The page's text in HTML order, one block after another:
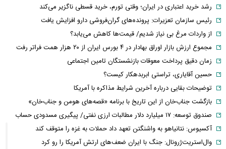
رشد خرید اعتباری در ایران؛ وقتی تورم، خرید قسطی ناگزیر می‌کند
رئیس سازمان تعزیرات: پرونده‌های گران‌فروشی دارو افزایش یافت
از واردات مرغ بی نیاز شدیم/ قیمت‌ها کاهش می‌یابد؟
مجموع ارزش بازار اوراق بهادار در ۴ بورس ایران از ۲۰ هزار همت فراتر رفت
زمان دقیق پرداخت معوقات بازنشستگان تامین اجتماعی
حسین آقایاری، تراستی ابربدهکار کیست؟
توضیحات بقایی درباره آخرین شرایط مذاکره با آمریکا
بازگشت جناب‌خان از این تاریخ با برنامه «قصه‌های هومن و جناب‌خان»
صندوق توسعه: ۱۷ میلیارد دلار مطالبات ارزی نفتی/ پیگیری مسدودی حساب
آکسیوس: نتانیاهو به واشنگتن تعهد داد حملات به غزه را متوقف کند
وال‌استریت‌ژرونال: جنگ با ایران ضعف‌های ارتش آمریکا را رو کرد